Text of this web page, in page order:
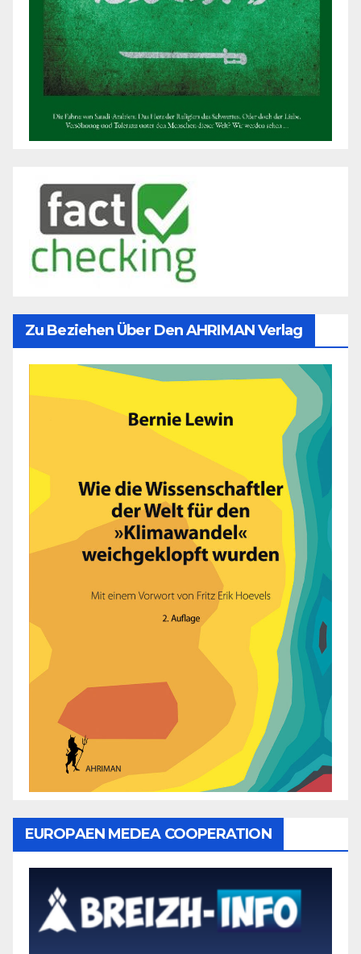
Zu Beziehen Über Den AHRIMAN Verlag
EUROPAEN MEDEA COOPERATION